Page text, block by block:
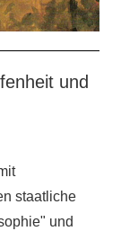
und
staatliche
und